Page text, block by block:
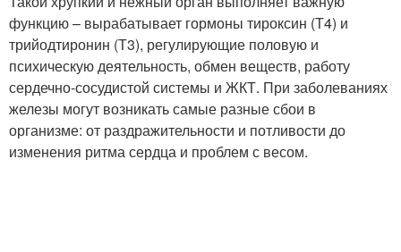
функцию – вырабатывает гормоны тироксин (Т4) и
трийодтиронин (Т3), регулирующие половую и
психическую деятельность, обмен веществ, работу
сердечно-сосудистой системы и ЖКТ. При заболеваниях
железы могут возникать самые разные сбои в
организме: от раздражительности и потливости до
изменения ритма сердца и проблем с весом.